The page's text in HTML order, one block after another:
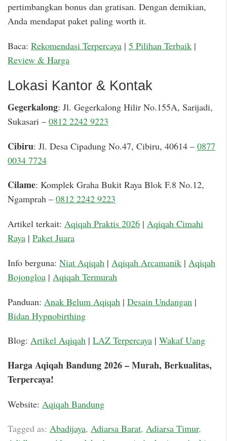
pertimbangkan bonus dan gratisan. Dengan demikian,
Anda mendapat paket paling worth it.
Baca: Rekomendasi Terpercaya | 5 Pilihan Terbaik |
Review & Harga
Lokasi Kantor & Kontak
Gegerkalong: Jl. Gegerkalong Hilir No.155A, Sarijadi,
Sukasari – 0812 2242 9223
Cibiru: Jl. Desa Cipadung No.47, Cibiru, 40614 – 0877
0034 7724
Cilame: Komplek Graha Bukit Raya Blok F.8 No.12,
Ngamprah – 0812 2242 9223
Artikel terkait: Aqiqah Praktis 2026 | Aqiqah Cimahi
Raya | Paket Juara
Info berguna: Niat Aqiqah | Aqiqah Arcamanik | Aqiqah
Bojongloa | Aqiqah Termurah
Panduan: Anak Belum Aqiqah | Desain Undangan |
Bidan Hypnobirthing
Blog: Artikel Aqiqah | LAZ Terpercaya | Wakaf Uang
Harga Aqiqah Bandung 2026 – Murah, Berkualitas,
Terpercaya!
Website: Aqiqah Bandung
Tagged as: Abadijaya, Adiarsa Barat, Adiarsa Timur,